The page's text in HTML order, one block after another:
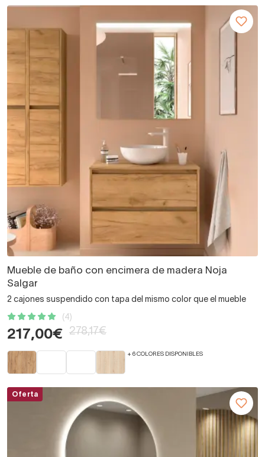
Mueble de baño con encimera de madera Noja
Salgar
2 cajones suspendido con tapa del mismo color que el mueble
(4)
217,00€ 278,17€
+ 6 COLORES DISPONIBLES
Oferta